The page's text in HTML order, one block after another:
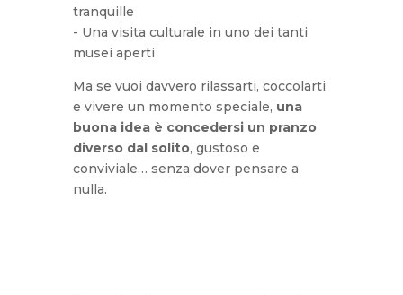
tranquille
- Una visita culturale in uno dei tanti
musei aperti
Ma se vuoi davvero rilassarti, coccolarti
e vivere un momento speciale, una
buona idea è concedersi un pranzo
diverso dal solito, gustoso e
conviviale… senza dover pensare a
nulla.